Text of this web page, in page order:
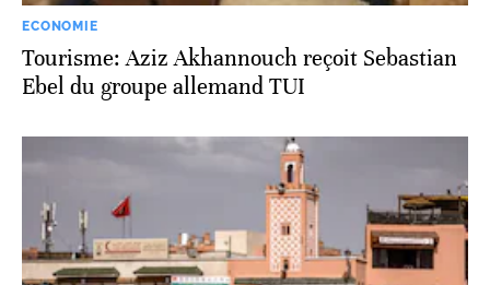
ECONOMIE
Tourisme: Aziz Akhannouch reçoit Sebastian
Ebel du groupe allemand TUI